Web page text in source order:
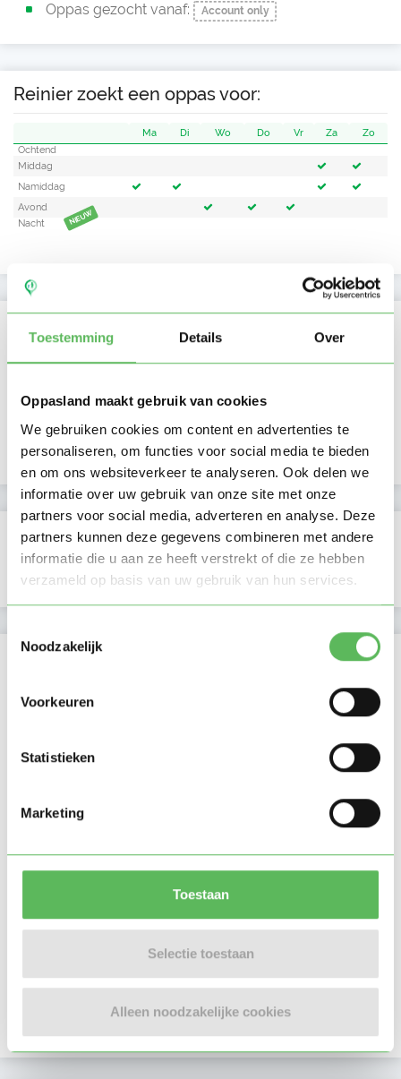
Toestemming Details Over
Oppasland maakt gebruik van cookies
We gebruiken cookies om content en advertenties te
personaliseren, om functies voor social media te bieden
en om ons websiteverkeer te analyseren. Ook delen we
informatie over uw gebruik van onze site met onze
partners voor social media, adverteren en analyse. Deze
partners kunnen deze gegevens combineren met andere
informatie die u aan ze heeft verstrekt of die ze hebben
verzameld op basis van uw gebruik van hun services.
Noodzakelijk
Voorkeuren
Statistieken
Marketing
Toestaan
Selectie toestaan
Alleen noodzakelijke cookies
Oppas gezocht vanaf: Account only
Reinier zoekt een oppas voor:
Ma Di Wo Do Vr Za
Zo
Ochtend
Middag
Namiddag
Avond
Nacht
NIEUW
Laatste activiteit 05-09-2025
Lid sinds
Profiel bijgewerkt 20-08-2025
Verificaties
E-mailadres is geverifieerd
Locatie oppasadres (Buren (GD))